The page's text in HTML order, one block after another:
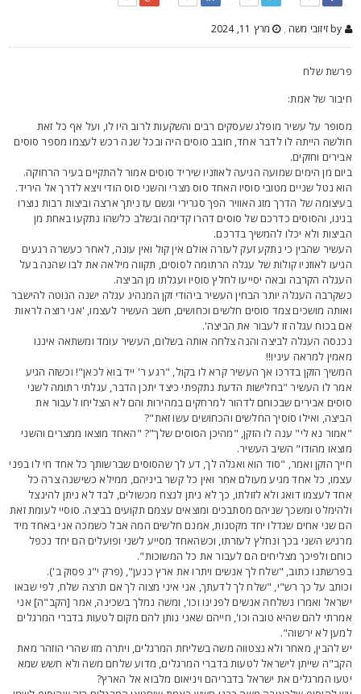
, מרץ 11, 2024
שלח
של אמת:
על עשיר מופלג שעסקים רבים והשקעות לרוב היו לו, ועל אף כל זאת
הייתה לו לדבר אחד, חובב סוסים היה ובכל שנה רכש לעצמו מספר סוסים
וחזקים.
מן הימים שמועה הגיעה לאוזניו שיריד סוסים אמור להתקיים בעיר הרחוקה.
נטל שניים מטובי סוסיו האחד סוס מצרי והשני סוס הודי ויצא לדרך אל היריד.
של הדרך מזג האוויר הפך סגרירי וגשם עז ניתך ארצה וביצות רבות נוצרו
והסוסים כדרכם של סוסים דהרו קדימה ובשלב כלשהו נתקעו באחת מן
ולא יכלו להמשיך בדרכם.
שהבין כי נתקע זעק לעזרה אולם אין קול ואין עונה, לאחר כעשרה רגעים
לאוזניו קולות של עגלה הרתומה לסוסים, תקווה מילאה את לבו שהנה בעל
הקרבה ובאה יסייעו לחלץ סוסיו ועגלתו מן הביצה.
העגלה יותר הבחין העשיר ביהודי זקן המנהיג עגלה ישנה הנוטה להישבר
מושכים צמד סוסים חלשים וכחושים, חשב העשיר לעצמו, 'אני רוצה לראות
בכוח עגלה זו לעבור את הביצה'.
העגלה לביצה והנה צלחה אותה בשלום, העשיר עומד ומשתאה איננו
למראה עיניו!!
הזקן בדרכו אך העשיר קרא לו בקול, "רגע ר' ייד בוא לכאן"! וכשזה הגיע
לו העשיר "בחלישות הדעת נתקפתי כיצד יתכן הדבר, עגלתי רתומה לשני
אבירים שבכוחם לדהור למרחקים במהירות והם לא הצליחו לעבור את
ואילו סוסיך החלשים והכחושים עשו זאת"?
נא לי" ענה לו הזקן, "מהיכן הסוסים שלך"? "האחד מוצאו ממצרים והשני
מהודו" השיב העשיר.
הזקן ואמר, "סוד הוא ואגלה לך, דע לך שהסוסים שברשותך כל אחד חי לו בפני
כל אחד מגיע מעולם אחר ואין כל קשר ביניהם, ממילא כשישנה צרה כל
לעצמו דואג ולא לזולתו, כך לא ניתן לנצח מכשולים, לבד לא ניתן להינצל
ומשכך שניהם מסתבכים ומוצאים עצמם תקועים בביצה. סוסיי לעומת זאת
שני אחים שגדלו יחד מקטנות, אמנם חלשים המה אבל כשמכה אני באחד מיד
השני בכך ונחלץ לעזרתו, וכשהאחד מסייע לשני ופועלים הם יחד נכפל
ולפיכך מצליחים הם לעבור את כל המשוכות".
כתוב, "שלח לך אנשים ויתרו את ארץ כנען", (פרק י"ג פסוק ב').
על כך רש"י, "שלח לך לדעתך, אני איני מצוה לך אם תרצה שלח, לפי שבאו
ואמרו נשלחה אנשים לפנינו וכו', ומשה נמלך בשכינה, אמר [הקב"ה] אני
להם שהיא טובה וכו', חייהם שאני נותן להם מקום לטעות בדברי המרגלים
לא ירשוה".
להבין, מאחר ולא נצטווה משה בשליחת המרגלים, ויתרה מזו שהרי הוזהר מאת
שייתן לישראל לטעות בדברי המרגלים, מדוע שלחם משה ולא חשש שמא
המרגלים את ישראל בדבריהם ויניאום מלבוא אל הארץ?